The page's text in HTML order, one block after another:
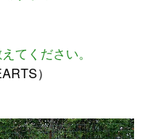
てください。
）